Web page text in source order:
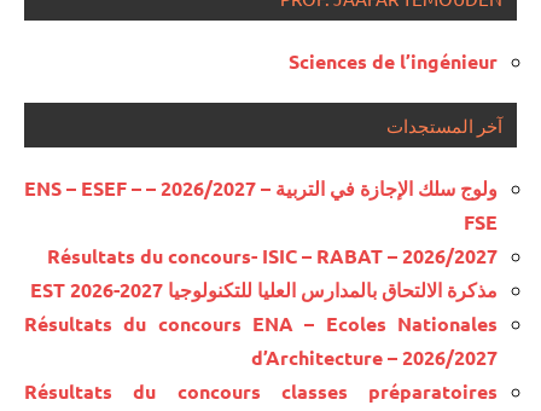
Sciences de l’ingénieur
آخر المستجدات
ولوج سلك الإجازة في التربية – 2026/2027 – ENS – ESEF –
FSE
Résultats du concours- ISIC – RABAT – 2026/2027
مذكرة الالتحاق بالمدارس العليا للتكنولوجيا EST 2026-2027
Résultats du concours ENA – Ecoles Nationales
d’Architecture – 2026/2027
Résultats du concours classes préparatoires